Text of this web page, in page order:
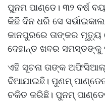
ପୁନମ ପାଣ୍ଡେ। ୩୨ ବର୍ଷ
କିଛି ଦିନ ଧରି ସେ
କାନପୁରରେ ତାଙ୍କର
ଦେହାନ୍ତ ଖବର
ଏହି ସୂଚନା ତାଙ୍କ
ଦିଆଯାଇଛି। ପୁଣମ୍
ଚକିତ କରିଛି। ପୁନମ୍